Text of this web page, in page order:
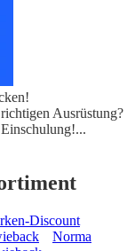
Ausrüstung?
...
Discount
Norma